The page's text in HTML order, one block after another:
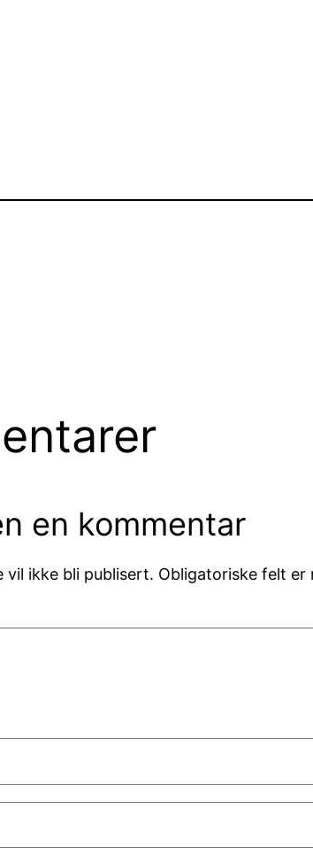
en kommentar
vil ikke bli publisert. Obligatoriske felt er